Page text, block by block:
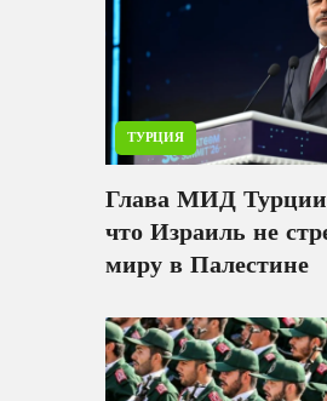
ТУРЦИЯ
Глава МИД Турции
что Израиль не
миру в Палестине